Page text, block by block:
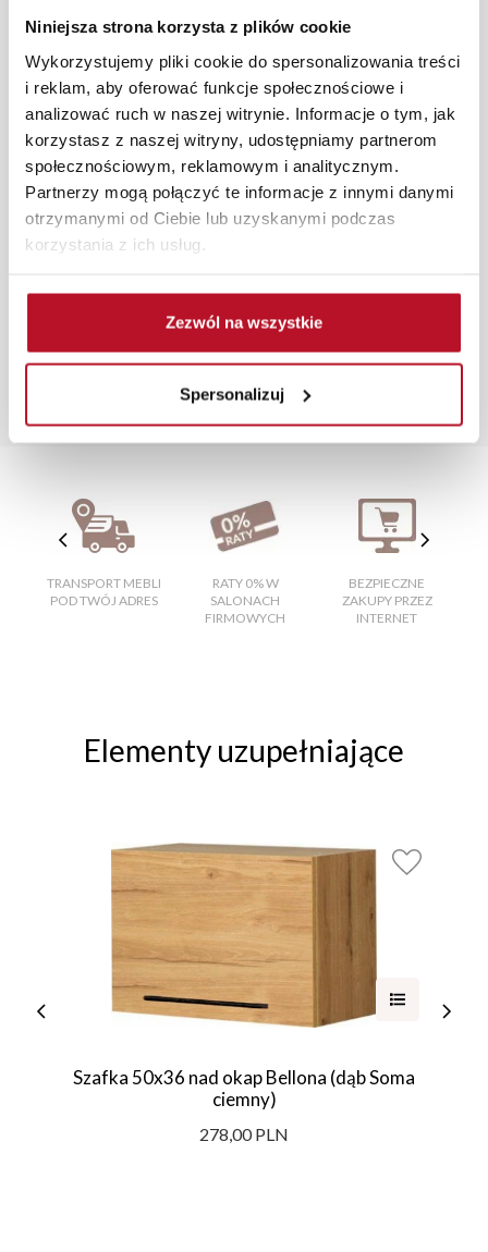
Niniejsza strona korzysta z plików cookie
Wykorzystujemy pliki cookie do spersonalizowania treści
i reklam, aby oferować funkcje społecznościowe i
analizować ruch w naszej witrynie. Informacje o tym, jak
korzystasz z naszej witryny, udostępniamy partnerom
społecznościowym, reklamowym i analitycznym.
Partnerzy mogą połączyć te informacje z innymi danymi
otrzymanymi od Ciebie lub uzyskanymi podczas
korzystania z ich usług.
Zezwól na wszystkie
Spersonalizuj
przygotują kompleksową wizualizację Państwa
pomieszczenia wraz z wyceną. Każde zamówienie
złożone w sklepie stacjonarnym dostarczymy do 3 dni
roboczych na terenie całej Polski. W przypadku
zamówień internetowych czas dostawy wynosi do 5 dni
roboczych, również na terenie całego kraju. Wszystkie
zamówienia powyżej 1000 zł dostarczamy gratis
niezależnie od miejsca złożenia zamówienia.
Zdjęcia produktów mają charakter poglądowy.
się od widocznych na ekranie, zależnie od ustawień
monitora, rodzaju wyświetlacza i oświetlenia.
stoły rozkładane|komody i witryny
siedziskiem|sklepy meblowe słupsk
TRANSPORT MEBLI
POD TWÓJ ADRES
RATY 0% W
SALONACH
FIRMOWYCH
BEZPIECZNE
ZAKUPY PRZEZ
INTERNET
Elementy uzupełniające
Szafka 50x36 nad okap Bellona (dąb Soma
ciemny)
278,00 PLN